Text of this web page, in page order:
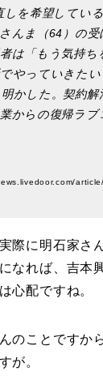
しを希望してい
んま（64）の
は「もう気持ち
やっていきた
かした。契約解
からの復帰ラ
際に明石家さ
なれば、吉本
心配ですね。
のことですか
が。